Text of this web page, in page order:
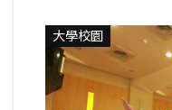
大學校園